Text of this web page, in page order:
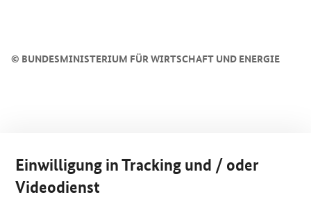
© BUNDESMINISTERIUM FÜR WIRTSCHAFT UND ENERGIE
Einwilligung in Tracking und / oder
Videodienst